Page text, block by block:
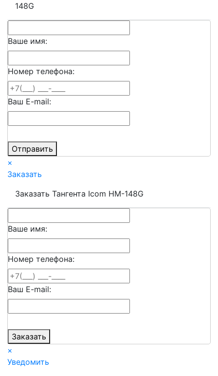
148G
Ваше имя:
Номер телефона:
Ваш E-mail:
Отправить
×
Заказать
Заказать Тангента Icom HM-148G
Ваше имя:
Номер телефона:
Ваш E-mail:
Заказать
×
Уведомить